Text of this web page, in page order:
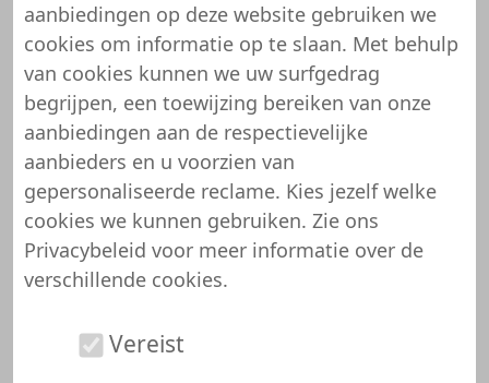
https://www.druckerpatronen.de
Dus we evalueerden het
Druckerpatronen.de onlineshop
We hebben alle mogelijkheden om
Druckerpatronen.de op de juiste manier op
te slaan. Deze omvatten kortingsvouchers
om cashback te krijgen voor winkelen,
verkoop of de beste huidige aanbiedingen.
aanbiedingen op deze website gebruiken we
cookies om informatie op te slaan. Met behulp
van cookies kunnen we uw surfgedrag
begrijpen, een toewijzing bereiken van onze
aanbiedingen aan de respectievelijke
aanbieders en u voorzien van
gepersonaliseerde reclame. Kies jezelf welke
cookies we kunnen gebruiken. Zie ons
Privacybeleid voor meer informatie over de
verschillende cookies.
Vereist